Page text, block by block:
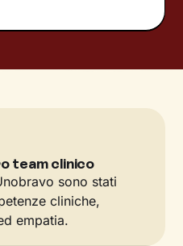
team clinico
sono stati
cliniche,
empatia.